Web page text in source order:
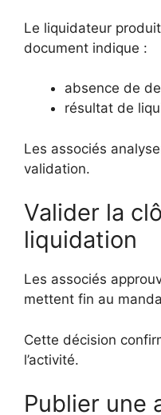
Le liquidateur
document indique :
absence de
résultat de
Les associés
validation.
Valider la
liquidation
Les associés
mettent fin au
Cette décision
l’activité.
Publier une